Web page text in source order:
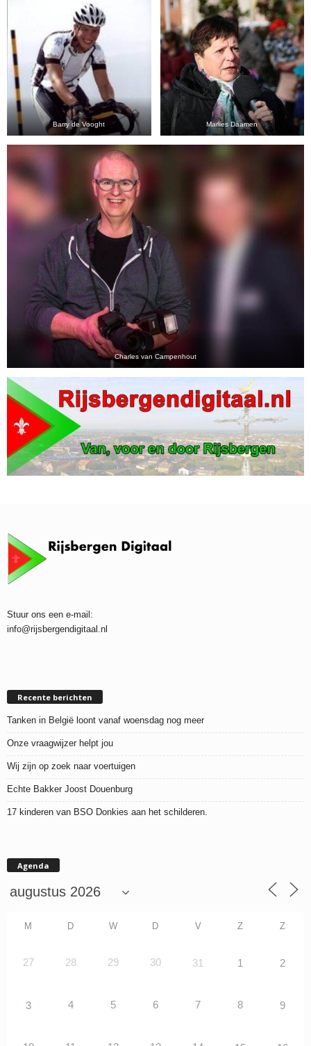
Barry de Vooght Marlies Daamen
Charles van Campenhout
Stuur ons een e-mail:
info@rijsbergendigitaal.nl
Recente berichten
Tanken in België loont vanaf woensdag nog meer
Onze vraagwijzer helpt jou
Wij zijn op zoek naar voertuigen
Echte Bakker Joost Douenburg
17 kinderen van BSO Donkies aan het schilderen.
Agenda
M D W D V Z Z
27 28 29 30 31 1 2
3 4 5 6 7 8 9